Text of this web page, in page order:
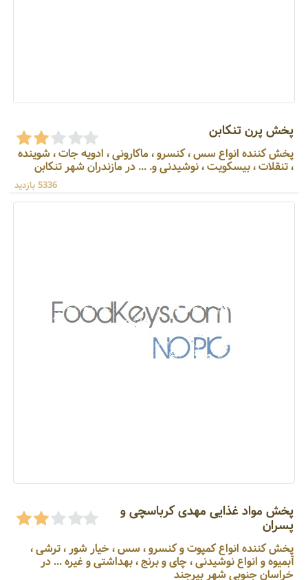
پخش پرن تنکابن
پخش کننده انواع سس ، کنسرو ، ماکارونی ، ادویه جات ، شوینده
، تنقلات ، بیسکویت ، نوشیدنی و. ... در مازندران شهر تنکابن
5336 بازدید
پخش مواد غذایی مهدی کرباسچی و
پسران
پخش کننده انواع کمپوت و کنسرو ، سس ، خیار شور ، ترشی ،
آبمیوه و انواع نوشیدنی ، چای و برنج ، بهداشتی و غیره ... در
خراسان جنوبی شهر بیرجند